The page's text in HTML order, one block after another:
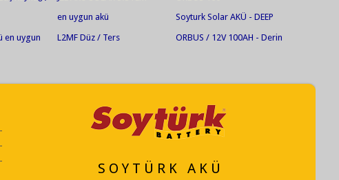
en uygun akü
Soyturk Solar AKÜ - DEEP
en uygun
jel akü
akü
L2MF Düz / Ters
ORBUS / 12V 100AH - Derin
S O Y T Ü R K A K Ü